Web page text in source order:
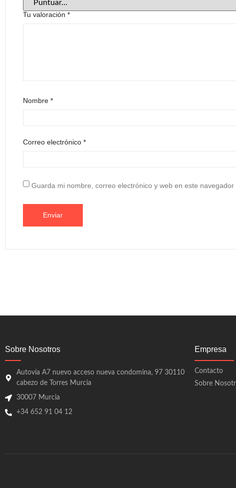
Tu valoración *
Nombre *
Correo electrónico *
Guarda mi nombre, correo electrónico y web en este
Sobre Nosotros
Autovía A7 nuevo acceso nueva condomina, 97 30110
cabezo de Torres Murcia
30007 Murcia
+34 652 91 04 12
Empresa
Contacto
Sobre